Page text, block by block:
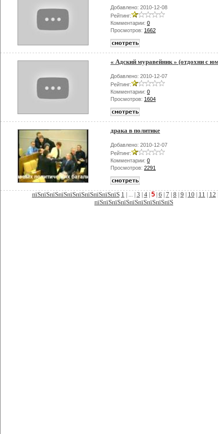
Добавлено: 2010-12-08
Рейтинг:
Комментарии: 0
Просмотров: 1662
« Адский муравейник » (отдохни с
Добавлено: 2010-12-07
Рейтинг:
Комментарии: 0
Просмотров: 1604
драка в политике
Добавлено: 2010-12-07
Рейтинг:
Комментарии: 0
Просмотров: 2291
пїЅпїЅпїЅпїЅпїЅпїЅпїЅпїЅпїЅпїЅ 1 | ... | 3 4| 5| 6 7 8 9 10 11 12
пїЅпїЅпїЅпїЅпїЅпїЅпїЅпїЅпїЅ